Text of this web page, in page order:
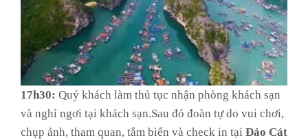
17h30: Quý khách làm thủ tục nhận phòng khách sạn
và nghỉ ngơi tại khách sạn.Sau đó đoàn tự do vui chơi,
chụp ảnh, tham quan, tắm biển và check in tại Đảo Cát